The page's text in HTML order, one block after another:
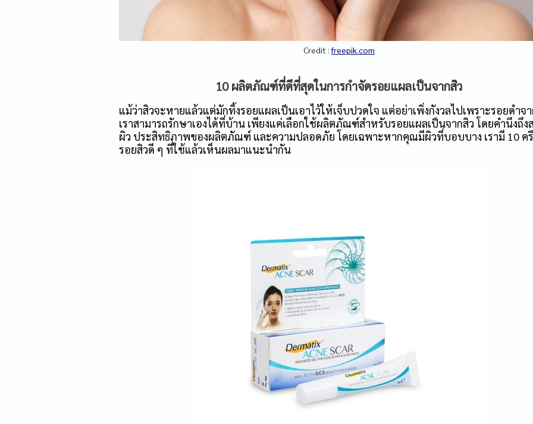
Credit : freepik.com
10 ผลิตภัณฑ์ที่ดีที่สุดในการกำจัดรอยแผลเป็นจากสิว
แม้ว่าสิวจะหายแล้วแต่มักทิ้งรอยแผลเป็นเอาไว้ให้เจ็บปวดใจ แต่อย่าเพิ่งกังวลไปเพราะรอยดำจ
เราสามารถรักษาเองได้ที่บ้าน เพียงแค่เลือกใช้ผลิตภัณฑ์สำหรับรอยแผลเป็นจากสิว โดยคำนึงถึง
ผิว ประสิทธิภาพของผลิตภัณฑ์ และความปลอดภัย โดยเฉพาะหากคุณมีผิวที่บอบบาง เรามี 10 ค
รอยสิวดี ๆ ที่ใช้แล้วเห็นผลมาแนะนำกัน